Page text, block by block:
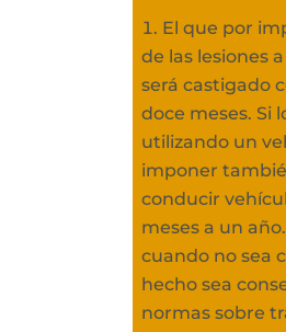
El que por
de las lesiones
será castigado
doce meses. Si
utilizando un
imponer
conducir
meses a un
cuando no sea
hecho sea
normas sobre